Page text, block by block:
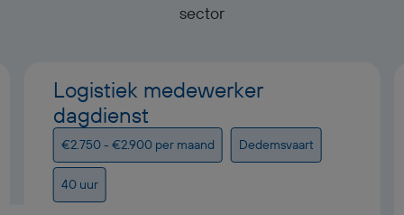
sector
Logistiek medewerker
dagdienst
€2.750 - €2.900 per maand Dedemsvaart
40 uur